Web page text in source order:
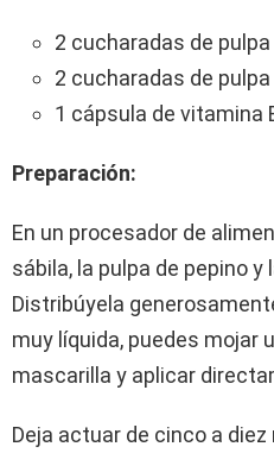
2 cucharadas de
2 cucharadas de
1 cápsula de vitamina
Preparación:
En un procesador de
sábila, la pulpa de pepino
Distribúyela
muy líquida, puedes mojar
mascarilla y aplicar
Deja actuar de cinco a